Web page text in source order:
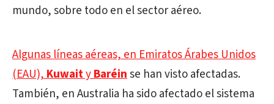
mundo, sobre todo en el sector aéreo.
Algunas líneas aéreas, en Emiratos Árabes Unidos
(EAU),KuwaityBaréinse han visto afectadas.
También, en Australia ha sido afectado el sistema